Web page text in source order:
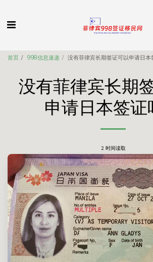
首页 998信息速递 没有菲律宾长期签证可以申请日本
没有菲律宾长期
申请日本签证
2 时间读取